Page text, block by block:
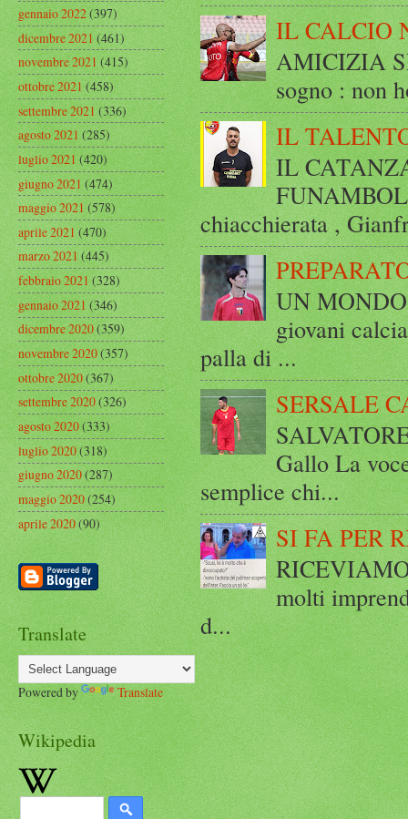
IL CALCIO
AMICIZIA
sogno : non
IL
IL
chiacchierata ,
UN
giovani
palla di ...
SERSALE
Gallo La
semplice chi...
SI FA PER
molti
d...
gennaio 2022(397)
dicembre 2021(461)
novembre 2021(415)
ottobre 2021(458)
settembre 2021(336)
agosto 2021(285)
luglio 2021(420)
giugno 2021(474)
maggio 2021(578)
aprile 2021(470)
marzo 2021(445)
febbraio 2021(328)
gennaio 2021(346)
dicembre 2020(359)
novembre 2020(357)
ottobre 2020(367)
settembre 2020(326)
agosto 2020(333)
luglio 2020(318)
giugno 2020(287)
maggio 2020(254)
aprile 2020(90)
Translate
Powered by Translate
Wikipedia